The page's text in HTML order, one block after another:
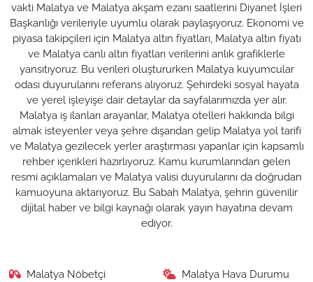
vakti Malatya ve Malatya akşam ezanı saatlerini Diyanet İşleri
Başkanlığı verileriyle uyumlu olarak paylaşıyoruz. Ekonomi ve
piyasa takipçileri için Malatya altın fiyatları, Malatya altın fiyatı
ve Malatya canlı altın fiyatları verilerini anlık grafiklerle
yansıtıyoruz. Bu verileri oluştururken Malatya kuyumcular
odası duyurularını referans alıyoruz. Şehirdeki sosyal hayata
ve yerel işleyişe dair detaylar da sayfalarımızda yer alır.
Malatya iş ilanları arayanlar, Malatya otelleri hakkında bilgi
almak isteyenler veya şehre dışarıdan gelip Malatya yol tarifi
ve Malatya gezilecek yerler araştırması yapanlar için kapsamlı
rehber içerikleri hazırlıyoruz. Kamu kurumlarından gelen
resmi açıklamaları ve Malatya valisi duyurularını da doğrudan
kamuoyuna aktarıyoruz. Bu Sabah Malatya, şehrin güvenilir
dijital haber ve bilgi kaynağı olarak yayın hayatına devam
ediyor.
Malatya Nöbetçi
Malatya Hava Durumu